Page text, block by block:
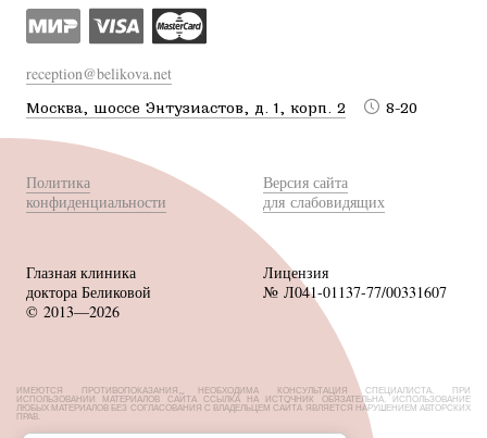
reception@belikova.net
Москва, шоссе Энтузиастов, д. 1, корп. 2 8-20
Политика
конфиденциальности
Версия сайта
для слабовидящих
Глазная клиника
доктора Беликовой
© 2013—2026
Лицензия
№ Л041-01137-77/00331607
ИМЕЮТСЯ ПРОТИВОПОКАЗАНИЯ, НЕОБХОДИМА КОНСУЛЬТАЦИЯ СПЕЦИАЛИСТА. ПРИ
ИСПОЛЬЗОВАНИИ МАТЕРИАЛОВ САЙТА ССЫЛКА НА ИСТОЧНИК ОБЯЗАТЕЛЬНА. ИСПОЛЬЗОВАНИЕ
ЛЮБЫХ МАТЕРИАЛОВ БЕЗ СОГЛАСОВАНИЯ С ВЛАДЕЛЬЦЕМ САЙТА ЯВЛЯЕТСЯ НАРУШЕНИЕМ АВТОРСКИХ
ПРАВ.